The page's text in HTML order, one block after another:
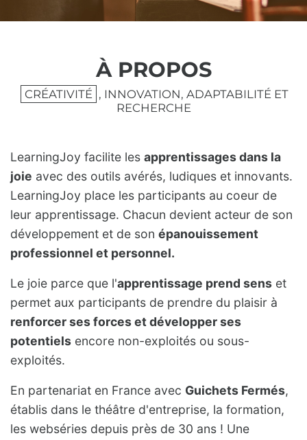
À PROPOS
CRÉATIVITÉ , INNOVATION, ADAPTABILITÉ ET
RECHERCHE
LearningJoy facilite les apprentissages dans la
joie avec des outils avérés, ludiques et innovants.
LearningJoy place les participants au coeur de
leur apprentissage. Chacun devient acteur de son
développement et de son épanouissement
professionnel et personnel.
Le joie parce que l'apprentissage prend sens et
permet aux participants de prendre du plaisir à
renforcer ses forces et développer ses
potentiels encore non-exploités ou sous-
exploités.
En partenariat en France avec Guichets Fermés,
établis dans le théâtre d'entreprise, la formation,
les webséries depuis près de 30 ans ! Une